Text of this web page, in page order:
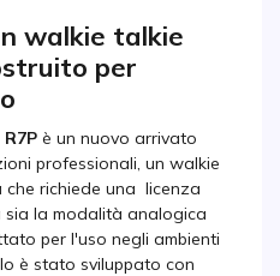
walkie talkie
per
è un nuovo arrivato
professionali, un walkie
richiede una licenza
la modalità analogica
per l'uso negli ambienti
è stato sviluppato con